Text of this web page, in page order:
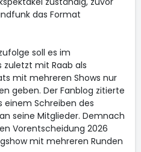
das Format
soll es im
mit Raab als
mit mehreren Shows nur
geben. Der Fanblog zitierte
einem Schreiben des
seine Mitglieder. Demnach
Vorentscheidung 2026
mit mehreren Runden